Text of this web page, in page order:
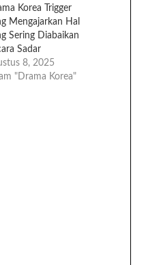
Korea Trigger
Mengajarkan Hal
Sering Diabaikan
Sadar
8, 2025
"Drama Korea"